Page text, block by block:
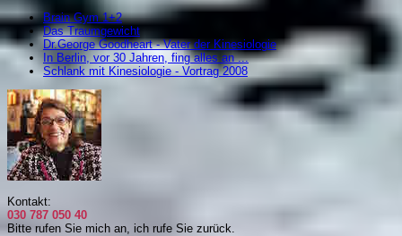
Brain Gym 1+2
Das Traumgewicht
Dr.George Goodheart - Vater der Kinesiologie
In Berlin, vor 30 Jahren, fing alles an ...
Schlank mit Kinesiologie - Vortrag 2008
Kontakt:
030 787 050 40
Bitte rufen Sie mich an, ich rufe Sie zurück.